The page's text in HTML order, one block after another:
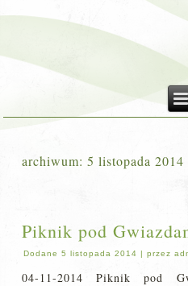
archiwum:5 listopada 2014
Piknik pod
Dodane 5 listopada 2014 |przez
04-11-2014 Piknik pod